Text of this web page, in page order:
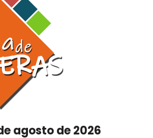
agosto de 2026